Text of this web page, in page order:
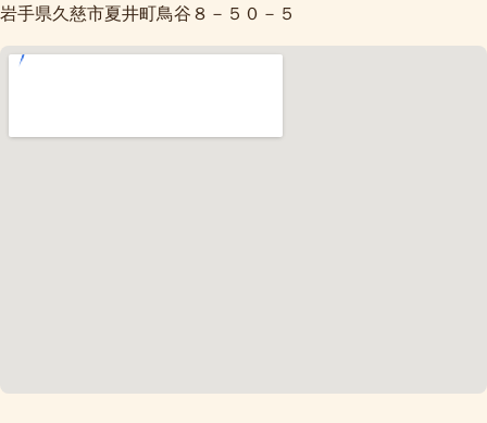
岩手県久慈市夏井町鳥谷８－５０－５